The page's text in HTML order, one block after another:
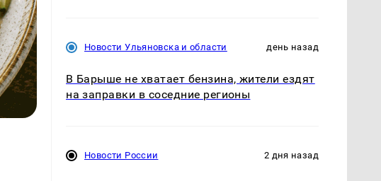
Новости Ульяновска и области день назад
В Барыше не хватает бензина, жители ездят
на заправки в соседние регионы
Новости России 2 дня назад